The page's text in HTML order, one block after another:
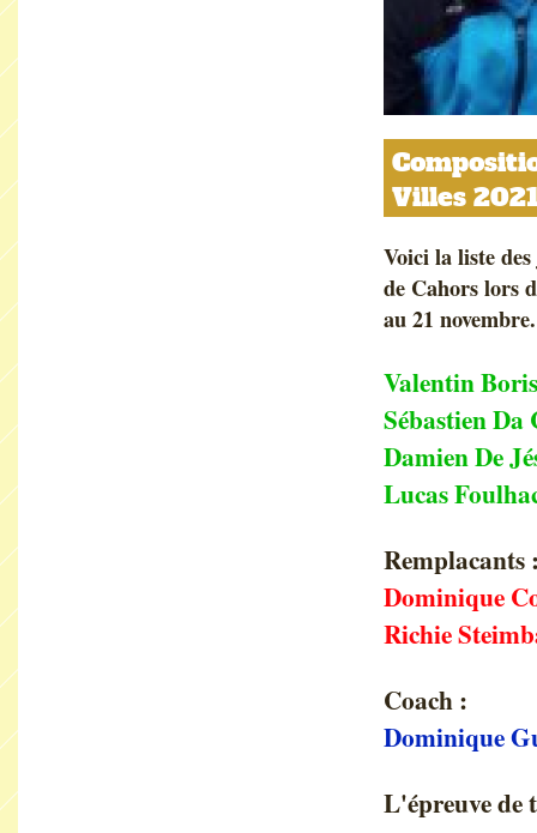
Villes
Voici la liste
de Cahors lors
au 21 novembre.
Valentin Boris
Sébastien Da
Damien De
Lucas
Remplacants
Dominique
Richie
Coach :
Dominique
L'épreuve de